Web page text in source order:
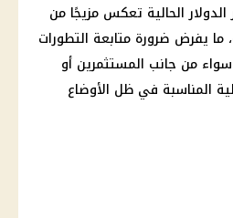
الحالية تعكس مزيجًا من
ما يفرض ضرورة متابعة التطورات
من جانب المستثمرين أو
المناسبة في ظل الأوضاع